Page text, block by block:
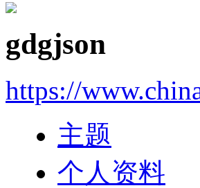
gdgjson
https://
主题
个人资料